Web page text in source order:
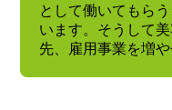
として働いてもら
います。そうして
先、雇用事業を増